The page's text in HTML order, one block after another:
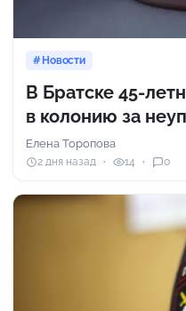
Новости
В Братске 45-
в колонию за
Елена Торопова
2 дня назад 14 0